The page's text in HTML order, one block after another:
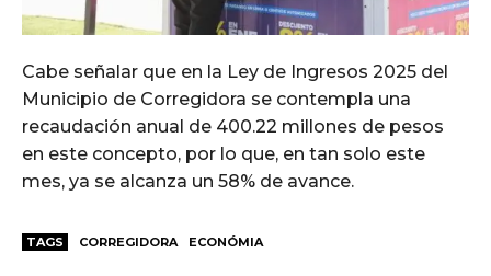
Cabe señalar que en la Ley de Ingresos 2025 del
Municipio de Corregidora se contempla una
recaudación anual de 400.22 millones de pesos
en este concepto, por lo que, en tan solo este
mes, ya se alcanza un 58% de avance.
TAGS CORREGIDORA ECONÓMIA